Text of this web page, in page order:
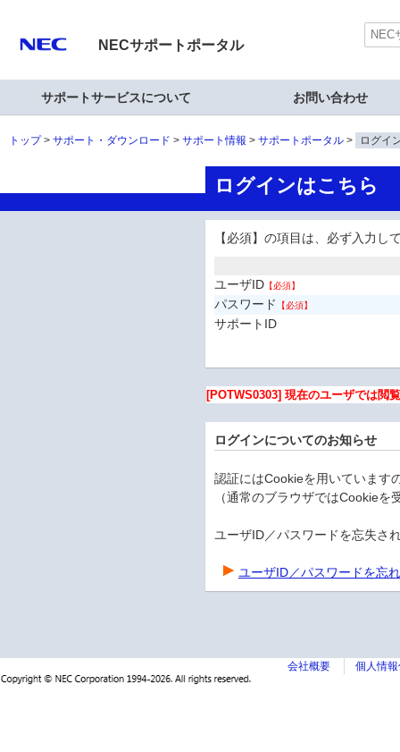
NECサポートポータル
サポートサービスについて お問い合わせ
トップ サポート・ダウンロード サポート情報 サポートポータル ログイ
ログインはこちら
【必須】の項目は、必ず入力し
ユーザID 【必須】
パスワード 【必須】
サポートID
[POTWS0303] 現在のユーザでは閲
ログインについてのお知らせ
認証にはCookieを用いています
（通常のブラウザではCookie
ユーザID／パスワードを忘失さ
ユーザID／パスワードを忘
会社概要 個人情